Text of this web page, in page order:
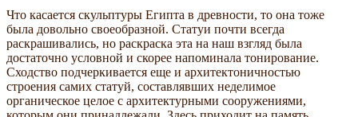
Что касается скульптуры Египта в древности, то она тоже
была довольно своеобразной. Статуи почти всегда
раскрашивались, но раскраска эта на наш взгляд была
достаточно условной и скорее напоминала тонирование.
Сходство подчеркивается еще и архитектоничностью
строения самих статуй, составлявших неделимое
органическое целое с архитектурными сооружениями,